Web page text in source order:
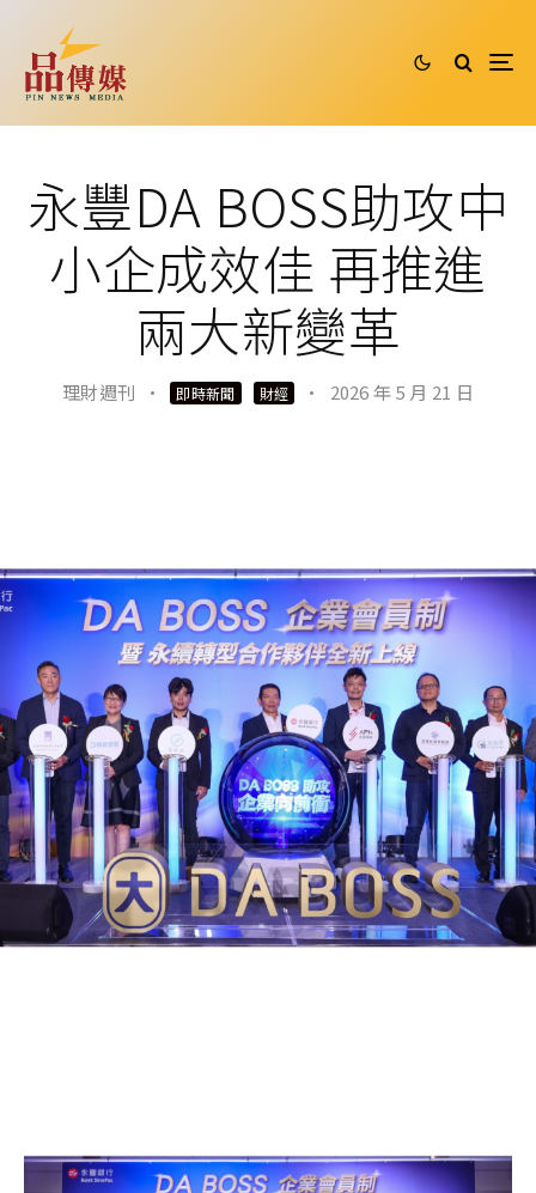
永豐DA BOSS助攻中
小企成效佳 再推進
兩大新變革
理財週刊 · 即時新聞 財經 · 2026 年 5 月 21 日